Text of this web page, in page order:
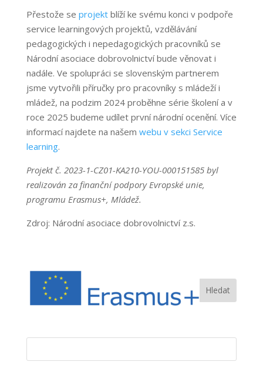
Přestože se projektblíží ke svému konci v podpoře
service learningových projektů, vzdělávání
pedagogických i nepedagogických pracovníků se
Národní asociace dobrovolnictví bude věnovat i
nadále. Ve spolupráci se slovenským partnerem
jsme vytvořili příručky pro pracovníky s mládeží i
mládež, na podzim 2024 proběhne série školení a v
roce 2025 budeme udílet první národní ocenění. Více
informací najdete na našem webu v sekci Service
learning.
Projekt č. 2023-1-CZ01-KA210-YOU-000151585 byl
realizován za finanční podpory Evropské unie,
programu Erasmus+, Mládež.
Zdroj: Národní asociace dobrovolnictví z.s.